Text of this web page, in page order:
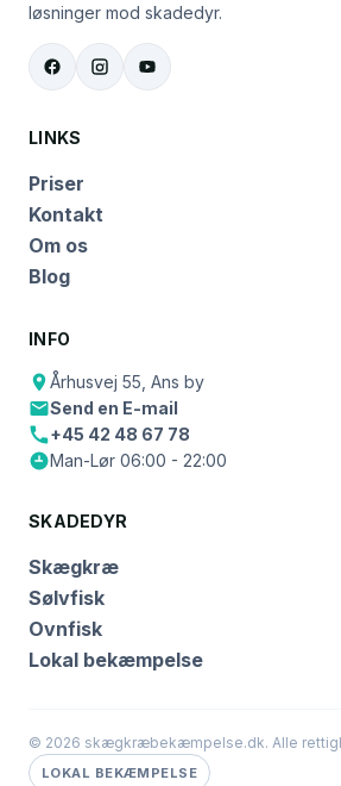
løsninger mod skadedyr.
LINKS
Priser
Kontakt
Om os
Blog
INFO
Århusvej 55, Ans by
Send en E-mail
+45 42 48 67 78
Man-Lør 06:00 - 22:00
SKADEDYR
Skægkræ
Sølvfisk
Ovnfisk
Lokal bekæmpelse
© 2026 skægkræbekæmpelse.dk. Alle
LOKAL BEKÆMPELSE